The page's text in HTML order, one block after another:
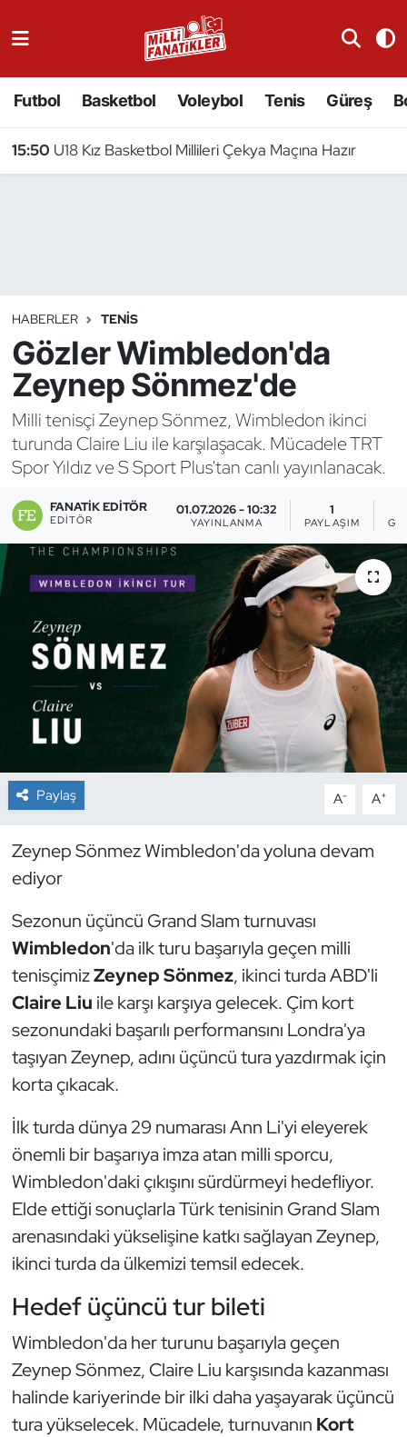
Futbol Basketbol Voleybol Tenis Güreş
15:50 U18 Kız Basketbol Millileri Çekya Maçına Hazır
HABERLER TENIS
Gözler Wimbledon'da
Zeynep Sönmez'de
Milli tenisçi Zeynep Sönmez, Wimbledon ikinci
turunda Claire Liu ile karşılaşacak. Mücadele TRT
Spor Yıldız ve S Sport Plus'tan canlı yayınlanacak.
FANATIK EDITÖR
EDITÖR
01.07.2026 - 10:32
YAYINLANMA
1
PAYLAŞIM
Paylaş A- A+
Zeynep Sönmez Wimbledon'da yoluna devam
ediyor
Sezonun üçüncü Grand Slam turnuvası
Wimbledon'da ilk turu başarıyla geçen milli
tenisçimizZeynep Sönmez, ikinci turda ABD'li
Claire Liu ile karşı karşıya gelecek. Çim kort
sezonundaki başarılı performansını Londra'ya
taşıyan Zeynep, adını üçüncü tura yazdırmak için
korta çıkacak.
İlk turda dünya 29 numarası Ann Li'yi eleyerek
önemli bir başarıya imza atan milli sporcu,
Wimbledon'daki çıkışını sürdürmeyi hedefliyor.
Elde ettiği sonuçlarla Türk tenisinin Grand Slam
arenasındaki yükselişine katkı sağlayan Zeynep,
ikinci turda da ülkemizi temsil edecek.
Hedef üçüncü tur bileti
Wimbledon'da her turunu başarıyla geçen
Zeynep Sönmez, Claire Liu karşısında kazanması
halinde kariyerinde bir ilki daha yaşayarak üçüncü
tura yükselecek. Mücadele, turnuvanın Kort
Badminton
Binicilik
Bisiklet
Bocce Bowling Dart
Buz Hokeyi
Buz Pateni
Çim Hokeyi
Cimnastik
Dağcılık
Dans Sporları
E-Spor
Eskrim
Futbol
Futsal
Genel
Golf
Güreş
Halter
Hava Sporları
Hentbol
İşitme Engelli Sporcular